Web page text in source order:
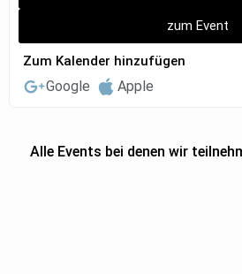
zum Event
Zum Kalender hinzufügen
Google Apple
Alle Events bei denen wir